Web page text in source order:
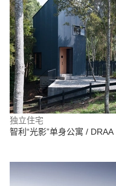
独立住宅
智利“光影”单身公寓 / DRAA